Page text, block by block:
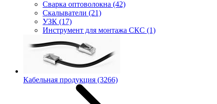
Сварка оптоволокна (42)
Скалыватели (21)
УЗК (17)
Инструмент для монтажа СКС (1)
Кабельная продукция (3266)